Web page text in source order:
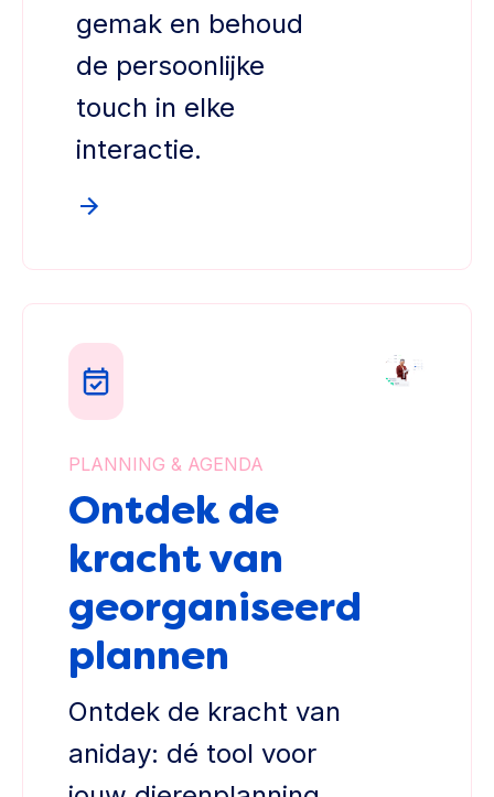
gemak en behoud
de persoonlijke
touch in elke
interactie.
PLANNING & AGENDA
Ontdek de
kracht van
georganiseerd
plannen
Ontdek de kracht van
aniday: dé tool voor